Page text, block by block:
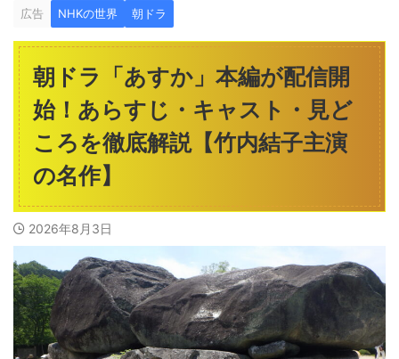
広告 NHKの世界 朝ドラ
朝ドラ「あすか」本編が配信開
始！あらすじ・キャスト・見ど
ころを徹底解説【竹内結子主演
の名作】
2026年8月3日